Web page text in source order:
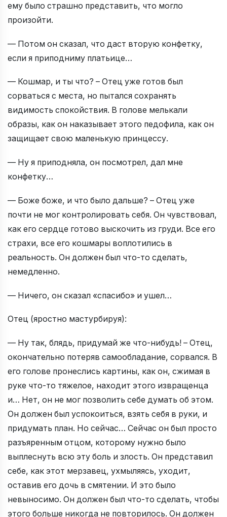
ему было страшно представить, что могло
произойти.
— Потом он сказал, что даст вторую конфетку,
если я приподниму платьице…
— Кошмар, и ты что? – Отец уже готов был
сорваться с места, но пытался сохранять
видимость спокойствия. В голове мелькали
образы, как он наказывает этого педофила, как он
защищает свою маленькую принцессу.
— Ну я приподняла, он посмотрел, дал мне
конфетку…
— Боже боже, и что было дальше? – Отец уже
почти не мог контролировать себя. Он чувствовал,
как его сердце готово выскочить из груди. Все его
страхи, все его кошмары воплотились в
реальность. Он должен был что-то сделать,
немедленно.
— Ничего, он сказал «спасибо» и ушел…
Отец (яростно мастурбируя):
— Ну так, блядь, придумай же что-нибудь! – Отец,
окончательно потеряв самообладание, сорвался. В
его голове пронеслись картины, как он, сжимая в
руке что-то тяжелое, находит этого извращенца
и… Нет, он не мог позволить себе думать об этом.
Он должен был успокоиться, взять себя в руки, и
придумать план. Но сейчас… Сейчас он был просто
разъяренным отцом, которому нужно было
выплеснуть всю эту боль и злость. Он представил
себе, как этот мерзавец, ухмыляясь, уходит,
оставив его дочь в смятении. И это было
невыносимо. Он должен был что-то сделать, чтобы
этого больше никогда не повторилось. Он должен